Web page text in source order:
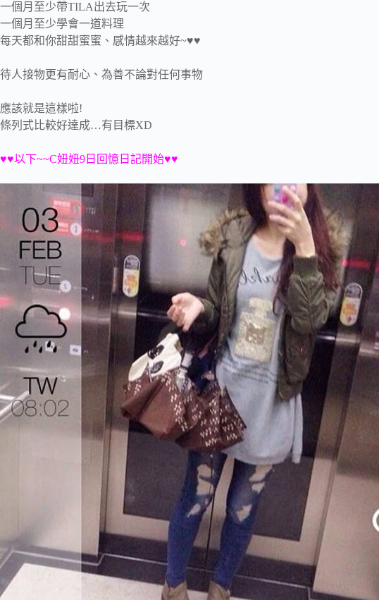
一個月至少帶TILA出去玩一次
一個月至少學會一道料理
每天都和你甜甜蜜蜜、感情越來越好~♥♥
待人接物更有耐心、為善不論對任何事物
應該就是這樣啦!
條列式比較好達成…有目標XD
♥♥以下~~C妞妞9日回憶日記開始♥♥